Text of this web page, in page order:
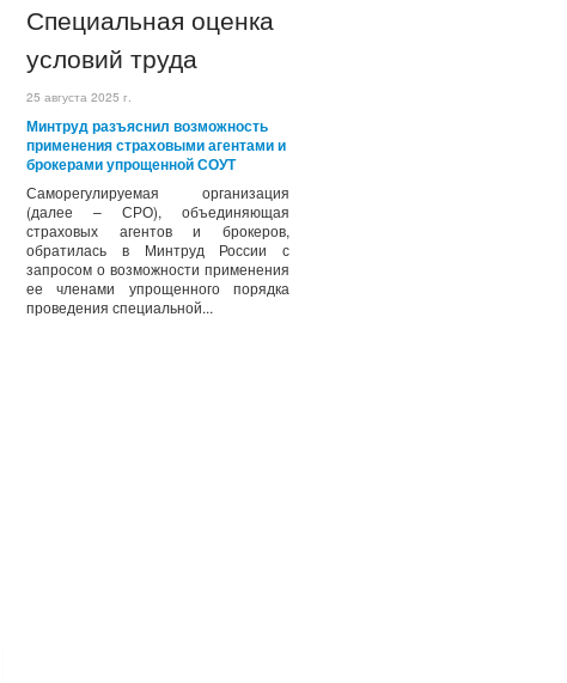
Специальная оценка
условий труда
25 августа 2025 г.
Минтруд разъяснил возможность
применения страховыми агентами и
брокерами упрощенной СОУТ
Саморегулируемая организация
(далее – СРО), объединяющая
страховых агентов и брокеров,
обратилась в Минтруд России с
запросом о возможности применения
ее членами упрощенного порядка
проведения специальной...